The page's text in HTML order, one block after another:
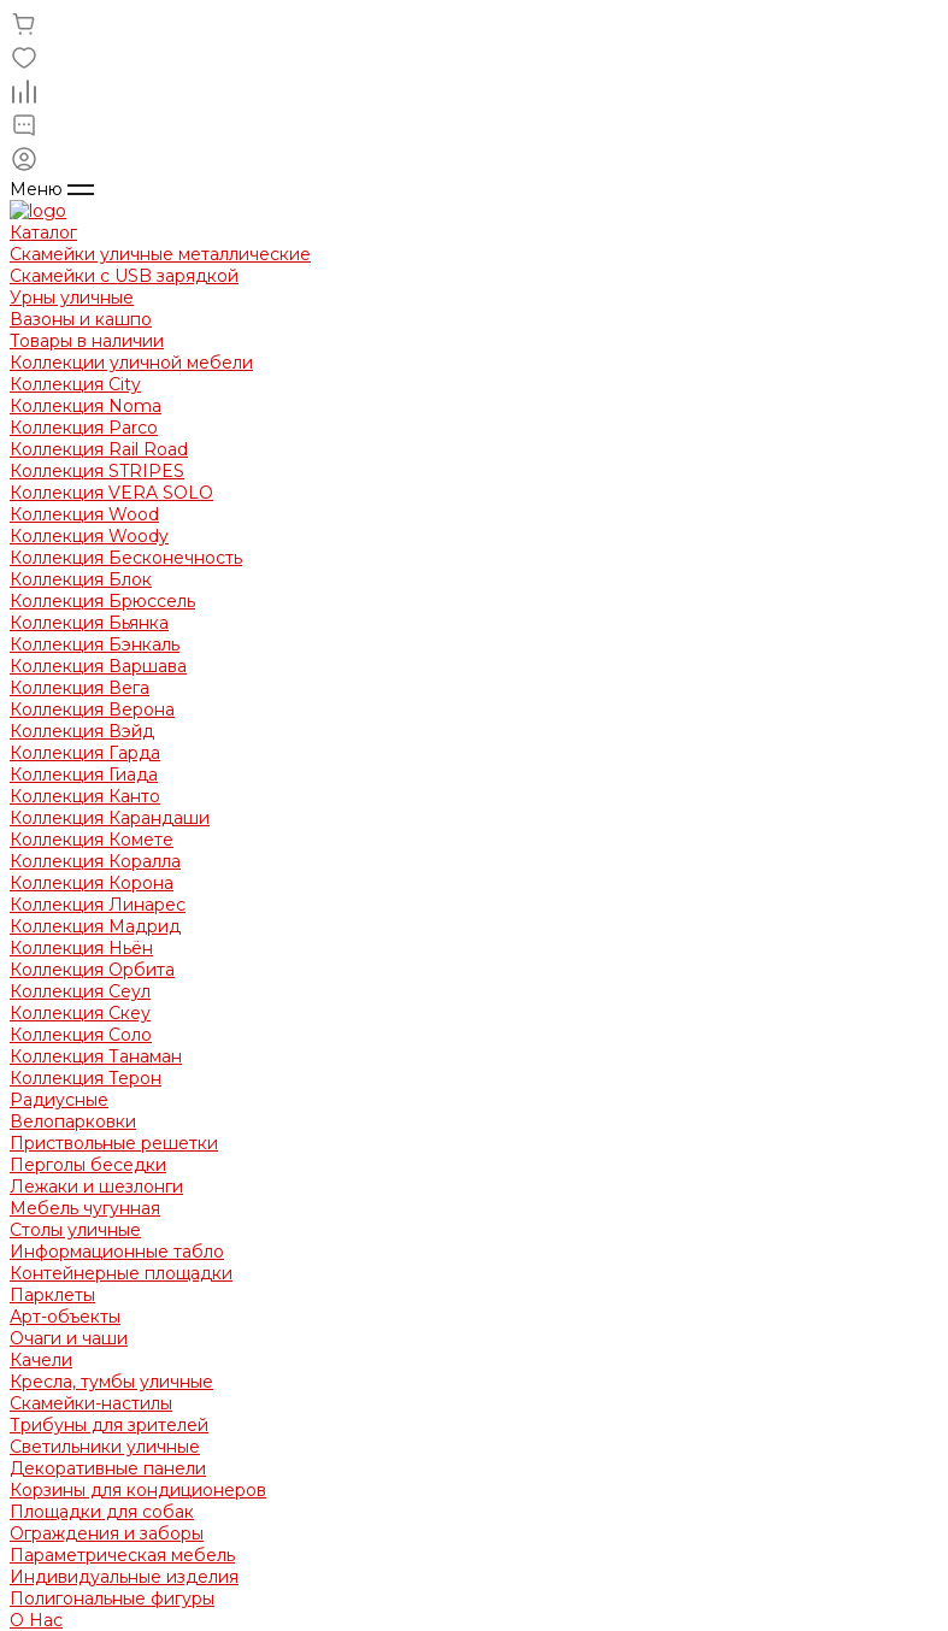
Меню
Каталог
Скамейки уличные металлические
Скамейки с USB зарядкой
Урны уличные
Вазоны и кашпо
Товары в наличии
Коллекции уличной мебели
Коллекция City
Коллекция Noma
Коллекция Parco
Коллекция Rail Road
Коллекция STRIPES
Коллекция VERA SOLO
Коллекция Wood
Коллекция Woody
Коллекция Бесконечность
Коллекция Блок
Коллекция Брюссель
Коллекция Бьянка
Коллекция Бэнкаль
Коллекция Варшава
Коллекция Вега
Коллекция Верона
Коллекция Вэйд
Коллекция Гарда
Коллекция Гиада
Коллекция Канто
Коллекция Карандаши
Коллекция Комете
Коллекция Коралла
Коллекция Корона
Коллекция Линарес
Коллекция Мадрид
Коллекция Ньён
Коллекция Орбита
Коллекция Сеул
Коллекция Скеу
Коллекция Соло
Коллекция Танаман
Коллекция Терон
Радиусные
Велопарковки
Приствольные решетки
Перголы беседки
Лежаки и шезлонги
Мебель чугунная
Столы уличные
Информационные табло
Контейнерные площадки
Парклеты
Арт-объекты
Очаги и чаши
Качели
Кресла, тумбы уличные
Скамейки-настилы
Трибуны для зрителей
Светильники уличные
Декоративные панели
Корзины для кондиционеров
Площадки для собак
Ограждения и заборы
Параметрическая мебель
Индивидуальные изделия
Полигональные фигуры
О Нас